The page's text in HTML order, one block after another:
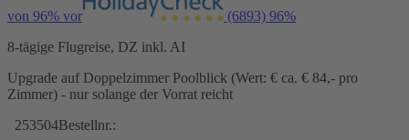
von 96% vor (6893) 96%
8-tägige Flugreise, DZ inkl. AI
Upgrade auf Doppelzimmer Poolblick (Wert: € ca. € 84,- pro
Zimmer) - nur solange der Vorrat reicht
253504Bestellnr.: